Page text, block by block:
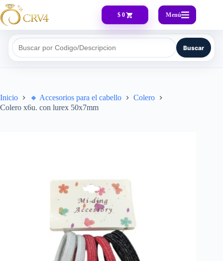
$ 0 Menú
Buscar por Codigo/Descripcion Buscar
Inicio 🔸​ Accesorios para el cabello
Colero
Colero x6u. con lurex 50x7mm